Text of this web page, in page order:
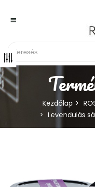
Kezdőlap
Levendulás